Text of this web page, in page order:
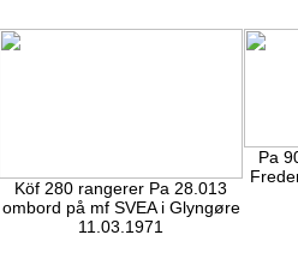
Köf 280 rangerer Pa 28.013
ombord på mf SVEA i Glyngøre
11.03.1971
Pa